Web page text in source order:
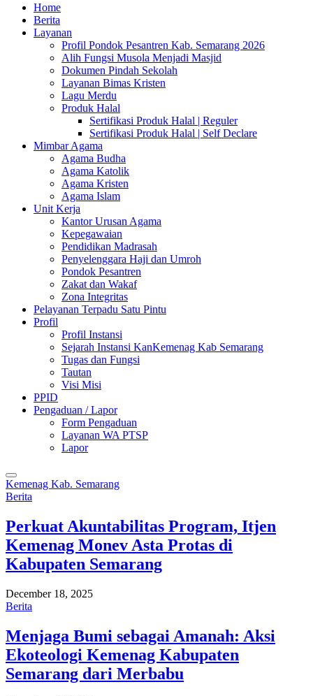
Home
Berita
Layanan
Profil Pondok Pesantren Kab. Semarang 2026
Alih Fungsi Musola Menjadi Masjid
Dokumen Pindah Sekolah
Layanan Bimas Kristen
Lagu Merdu
Produk Halal
Sertifikasi Produk Halal | Reguler
Sertifikasi Produk Halal | Self Declare
Mimbar Agama
Agama Budha
Agama Katolik
Agama Kristen
Agama Islam
Unit Kerja
Kantor Urusan Agama
Kepegawaian
Pendidikan Madrasah
Penyelenggara Haji dan Umroh
Pondok Pesantren
Zakat dan Wakaf
Zona Integritas
Pelayanan Terpadu Satu Pintu
Profil
Profil Instansi
Sejarah Instansi KanKemenag Kab Semarang
Tugas dan Fungsi
Tautan
Visi Misi
PPID
Pengaduan / Lapor
Form Pengaduan
Layanan WA PTSP
Lapor
Kemenag Kab. Semarang
Berita
Perkuat Akuntabilitas Program, Itjen
Kemenag Monev Asta Protas di
Kabupaten Semarang
December 18, 2025
Berita
Menjaga Bumi sebagai Amanah: Aksi
Ekoteologi Kemenag Kabupaten
Semarang dari Merbabu